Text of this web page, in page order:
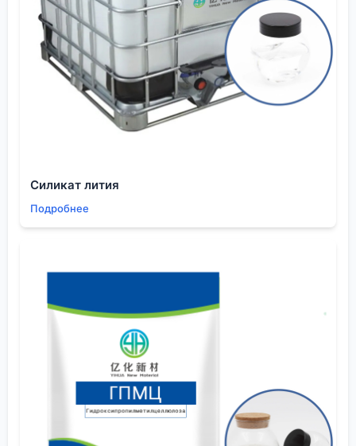
компании.
Практические проблемы контроля качества и
спецификации
В итоге все упирается в качество. Спецификация
на никотиновую кислоту для кормовых добавок и
для синтеза лекарств — это две большие разницы.
В первом случае главное — содержание основного
вещества, во втором — жесткие лимиты на
инструментом. Нужно отслеживать не только
при недостаточной селективности), остатки
на хроматограмме появляются 'неопознанные
пики', и начинается детективная работа:
сопоставление с образцами, поиск в литературе,
пробные синтезы.
Здесь опыт компаний-поставщиков, которые
ежедневно сталкиваются с подобными задачами
контроля чистоты для микроэлектроники или
Силикат лития
Подробнее